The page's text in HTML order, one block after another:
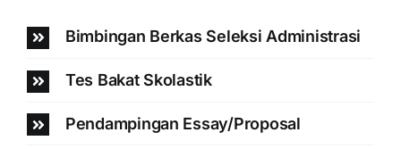
Bimbingan Berkas Seleksi Administrasi
Tes Bakat Skolastik
Pendampingan Essay/Proposal